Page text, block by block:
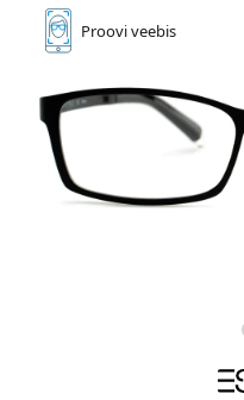
Prooviveebis